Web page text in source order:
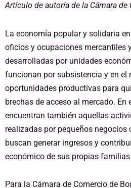
Artículo de autoría de la Cámara
La economía popular y solidaria
oficios y ocupaciones mercantiles
desarrolladas por unidades
funcionan por subsistencia y en el
oportunidades productivas para
brechas de acceso al mercado. En
encuentran también aquellas
realizadas por pequeños negocios
buscan generar ingresos y
económico de sus propias
Para la Cámara de Comercio de